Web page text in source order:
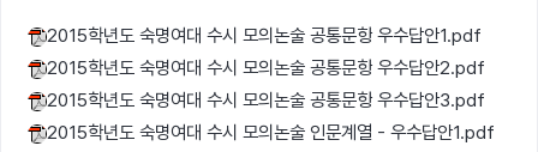
2015학년도 숙명여대 수시 모의논술 공통문항 우수답안1.pdf
2015학년도 숙명여대 수시 모의논술 공통문항 우수답안2.pdf
2015학년도 숙명여대 수시 모의논술 공통문항 우수답안3.pdf
2015학년도 숙명여대 수시 모의논술 인문계열 - 우수답안1.pdf